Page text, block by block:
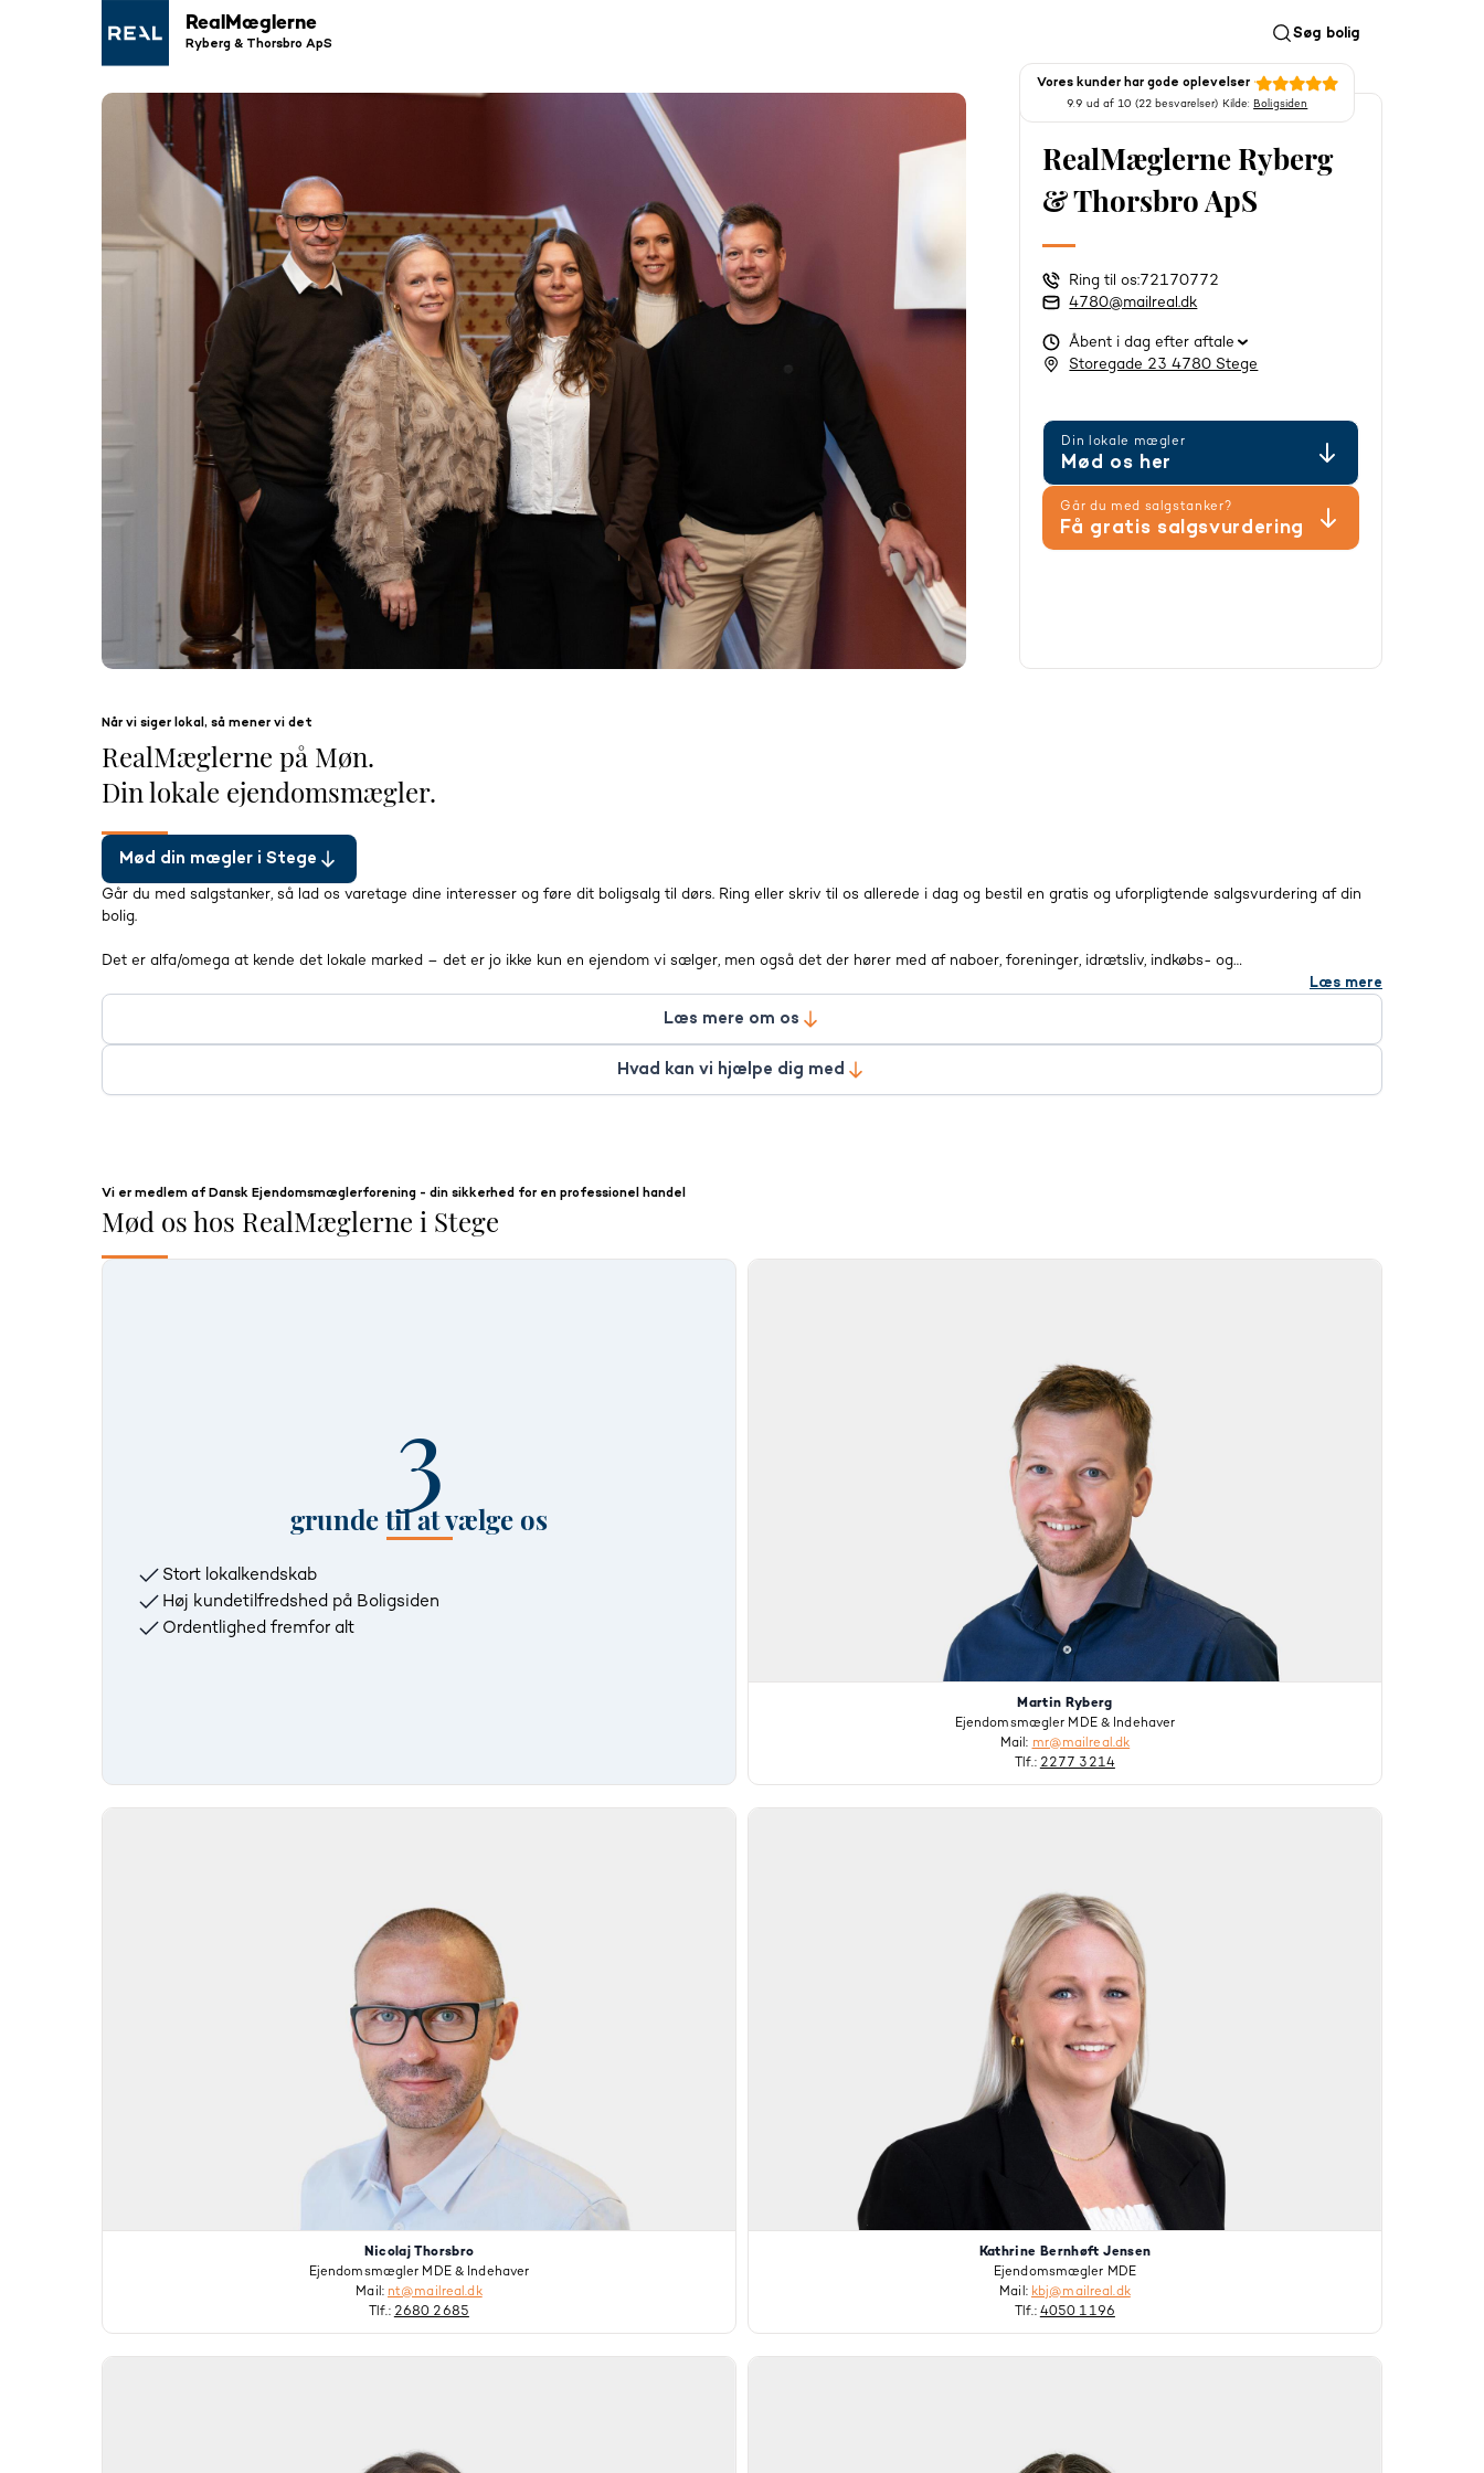
RealMæglerne
Ryberg & Thorsbro ApS
Søg bolig
Vores kunder har gode oplevelser
9.9 ud af 10 (22 besvarelser) Kilde: Boligsiden
RealMæglerne Ryberg
& Thorsbro ApS
Ring til os:72170772
4780@mailreal.dk
Åbent i dag efter aftale
Storegade 23 4780 Stege
Din lokale mægler
Mød os her
Går du med salgstanker?
Få gratis salgsvurdering
Når vi siger lokal, så mener vi det
RealMæglerne på Møn.
Din lokale ejendomsmægler.
Mød din mægler i Stege
Går du med salgstanker, så lad os varetage dine interesser og føre dit boligsalg til dørs. Ring eller skriv til os allerede i dag og bestil en gratis og uforpligtende salgsvurdering af din
bolig.
Det er alfa/omega at kende det lokale marked – det er jo ikke kun en ejendom vi sælger, men også det der hører med af naboer, foreninger, idrætsliv, indkøbs- og
Vi kender Møn som vores egen bukselomme og sætter en ære i at videreformidle budskabet om alle øens fortræffeligheder. Vores store personlige netværk i forenings- og
erhvervslivet på øen er desuden medvirkende til, at vi ofte kan give gode råd med på vejen – lidt udover det sædvanlige.
Vores forretning ligger midt på hovedstrøget i Stege by og vi er dagligt i kontakt med en masse potentielle købere til din ejendom.
Læs mere
Læs mere om os
Hvad kan vi hjælpe dig med
Vi er medlem af Dansk Ejendomsmæglerforening - din sikkerhed for en professionel handel
Mød os hos RealMæglerne i Stege
3
grunde til at vælge os
Stort lokalkendskab
Høj kundetilfredshed på Boligsiden
Ordentlighed fremfor alt
Martin Ryberg
Ejendomsmægler MDE & Indehaver
Mail: mr@mailreal.dk
Tlf.: 2277 3214
Nicolaj Thorsbro
Ejendomsmægler MDE & Indehaver
Mail: nt@mailreal.dk
Tlf.: 2680 2685
Kathrine Bernhøft Jensen
Ejendomsmægler MDE
Mail: kbj@mailreal.dk
Tlf.: 4050 1196